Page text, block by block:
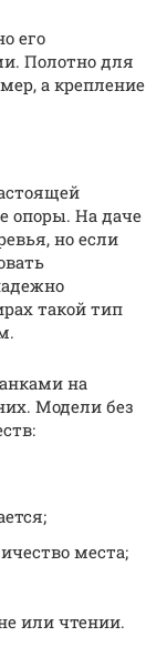
его
Полотно для
а крепление
опоры. На даче
но если
такой тип
на
Модели без
места;
или чтении.